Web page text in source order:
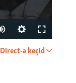
Direct-ə keçid